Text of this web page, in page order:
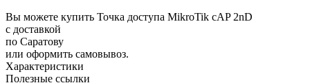
Вы можете купить Точка доступа MikroTik cAP 2nD
с доставкой
по Саратову
или оформить самовывоз.
Характеристики
Полезные ссылки